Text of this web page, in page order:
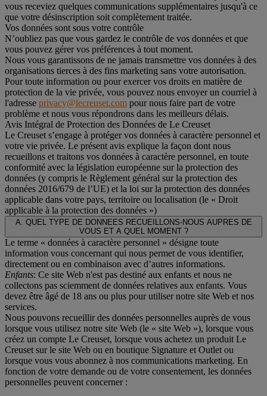
vous receviez quelques communications supplémentaires jusqu'à ce
que votre désinscription soit complètement traitée.
Vos données sont sous votre contrôle
N’oubliez pas que vous gardez le contrôle de vos données et que
vous pouvez gérer vos préférences à tout moment.
Nous vous garantissons de ne jamais transmettre vos données à des
organisations tierces à des fins marketing sans votre autorisation.
Pour toute information ou pour exercer vos droits en matière de
protection de la vie privée, vous pouvez nous envoyer un courriel à
l'adresse privacy@lecreuset.com pour nous faire part de votre
problème et nous vous répondrons dans les meilleurs délais.
Avis Intégral de Protection des Données de Le Creuset
Le Creuset s’engage à protéger vos données à caractère personnel et
votre vie privée. Le présent avis explique la façon dont nous
recueillons et traitons vos données à caractère personnel, en toute
conformité avec la législation européenne sur la protection des
données (y compris le Règlement général sur la protection des
données 2016/679 de l’UE) et la loi sur la protection des données
applicable dans votre pays, territoire ou localisation (le « Droit
applicable à la protection des données »)
A. QUEL TYPE DE DONNEES RECUEILLONS-NOUS AUPRES DE
VOUS ET A QUEL MOMENT ?
Le terme « données à caractère personnel » désigne toute
information vous concernant qui nous permet de vous identifier,
directement ou en combinaison avec d’autres informations.
Enfants: Ce site Web n'est pas destiné aux enfants et nous ne
collectons pas sciemment de données relatives aux enfants. Vous
devez être âgé de 18 ans ou plus pour utiliser notre site Web et nos
services.
Nous pouvons recueillir des données personnelles auprès de vous
lorsque vous utilisez notre site Web (le « site Web »), lorsque vous
créez un compte Le Creuset, lorsque vous achetez un produit Le
Creuset sur le site Web ou en boutique Signature et Outlet ou
lorsque vous vous abonnez à nos communications marketing. En
fonction de votre demande ou de votre consentement, les données
personnelles peuvent concerner :